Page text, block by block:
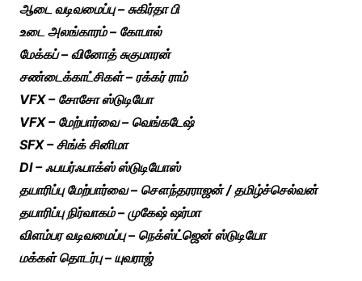
ஆடை வடிவமைப்பு – சுகிர்தா பி
உடை அலங்காரம் – கோபால்
மேக்கப் – வினோத் சுகுமாரன்
சண்டைக்காட்சிகள் – ரக்கர் ராம்
VFX – சோசோ ஸ்டுடியோ
VFX – மேற்பார்வை – வெங்கடேஷ்
SFX – சிங்க் சினிமா
DI – ஃபயர்ஃபாக்ஸ் ஸ்டுடியோஸ்
தயாரிப்பு மேற்பார்வை – சௌந்தரராஜன் / தமிழ்ச்செல்வன்
தயாரிப்பு நிர்வாகம் – முகேஷ் ஷர்மா
விளம்பர வடிவமைப்பு – நெக்ஸ்ட்ஜென் ஸ்டுடியோ
மக்கள் தொடர்பு – யுவராஜ்